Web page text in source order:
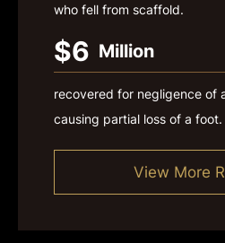
who fell from scaffold.
$6 Million
recovered for negligence of
causing partial loss of a foot.
View More